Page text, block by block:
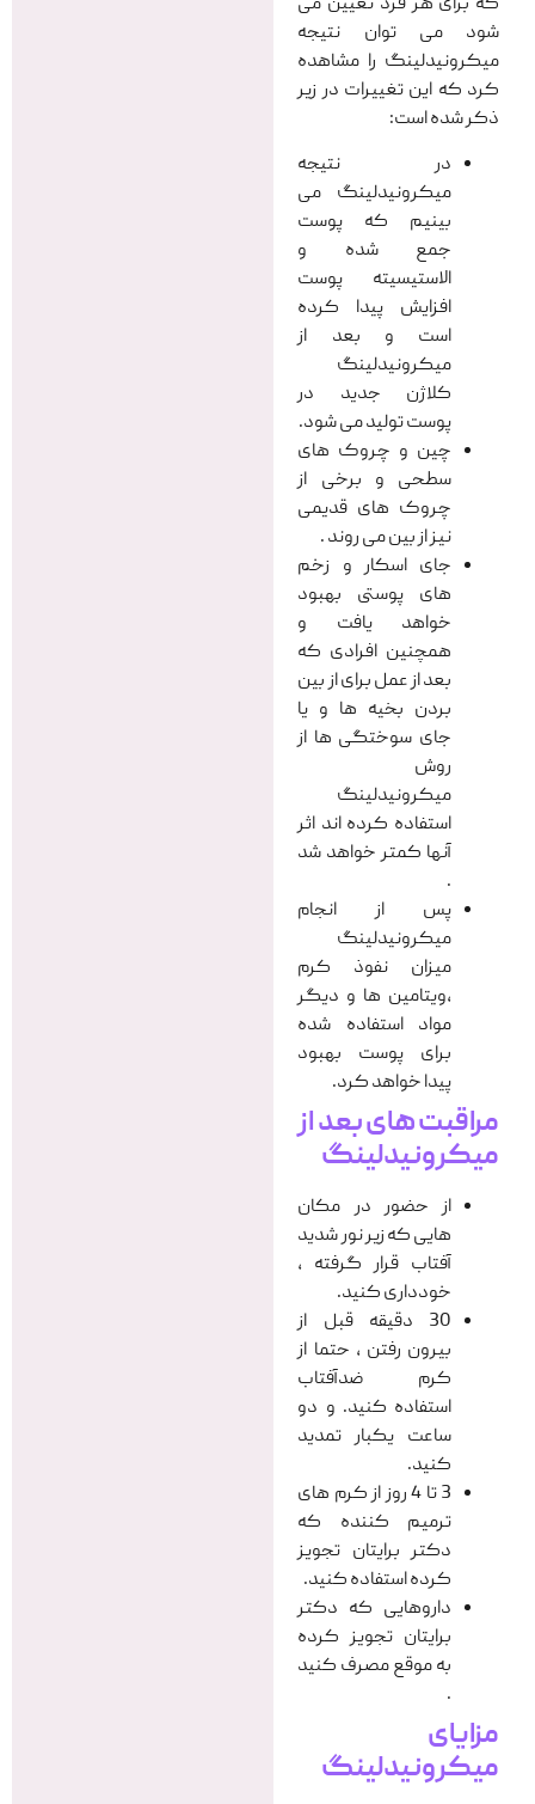
شود می توان نتیجه
میکرونیدلینگ را مشاهده
کرد که این تغییرات در زیر
ذکر شده است:
در نتیجه
میکرونیدلینگ می
بینیم که پوست
جمع شده و
الاستیسیته پوست
افزایش پیدا کرده
است و بعد از
میکرونیدلینگ
کلاژن جدید در
پوست تولید می شود.
چین و چروک های
سطحی و برخی از
چروک های قدیمی
نیز از بین می روند .
جای اسکار و زخم
های پوستی بهبود
خواهد یافت و
همچنین افرادی که
بعد از عمل برای از بین
بردن بخیه ها و یا
جای سوختگی ها از
روش
میکرونیدلینگ
استفاده کرده اند اثر
آنها کمتر خواهد شد
.
پس از انجام
میکرونیدلینگ
میزان نفوذ کرم
،ویتامین ها و دیگر
مواد استفاده شده
برای پوست بهبود
پیدا خواهد کرد.
مراقبت های بعد از
میکرونیدلینگ
از حضور در مکان
هایی که زیر نور شدید
آفتاب قرار گرفته ،
خودداری کنید.
30 دقیقه قبل از
بیرون رفتن ، حتما از
کرم ضدآفتاب
استفاده کنید. و دو
ساعت یکبار تمدید
کنید.
3 تا 4 روز از کرم های
ترمیم کننده که
دکتر برایتان تجویز
کرده استفاده کنید.
داروهایی که دکتر
برایتان تجویز کرده
به موقع مصرف کنید
.
مزایای
میکرونیدلینگ